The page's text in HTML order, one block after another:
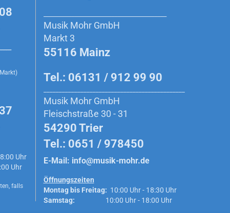
Uhr
Uhr
falls
Musik Mohr GmbH
Markt 3
55116 Mainz
Tel.: 06131 / 912 99 90
Musik Mohr GmbH
Fleischstraße 30 - 31
54290 Trier
Tel.: 0651 / 978450
E-Mail: info@musik-mohr.de
Öffnungszeiten
Montag bis Freitag: 10:00 Uhr - 18:30 Uhr
Samstag: 10:00 Uhr - 18:00 Uhr